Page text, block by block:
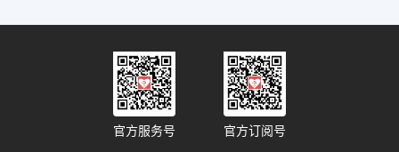
官方服务号 官方订阅号